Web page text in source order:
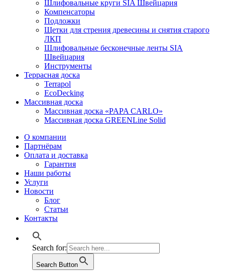
Шлифовальные круги SIA Швейцария
Компенсаторы
Подложки
Щетки для стрения древесины и снятия старого
ЛКП
Шлифовальные бесконечные ленты SIA
Швейцария
Инструменты
Террасная доска
Terrapol
EcoDecking
Массивная доска
Массивная доска «PAPA CARLO»
Массивная доска GREENLine Solid
О компании
Партнёрам
Оплата и доставка
Гарантия
Наши работы
Услуги
Новости
Блог
Статьи
Контакты
Search for:
Search Button